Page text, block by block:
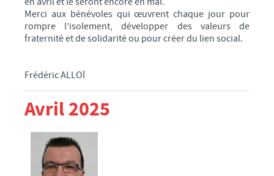
ASSOCIATIONS
SOCIÉTÉ
VIE LOCALE
TRANSPORTS DANS VOTRE COMMUNE
Merci aux bénévoles qui œuvrent chaque jour pour
rompre l’isolement, développer des valeurs de
fraternité et de solidarité ou pour créer du lien social.
Frédéric ALLOÏ
Avril 2025